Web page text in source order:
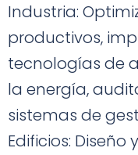
Industria:
productivos,
tecnologías de
la energía,
sistemas de
Edificios: